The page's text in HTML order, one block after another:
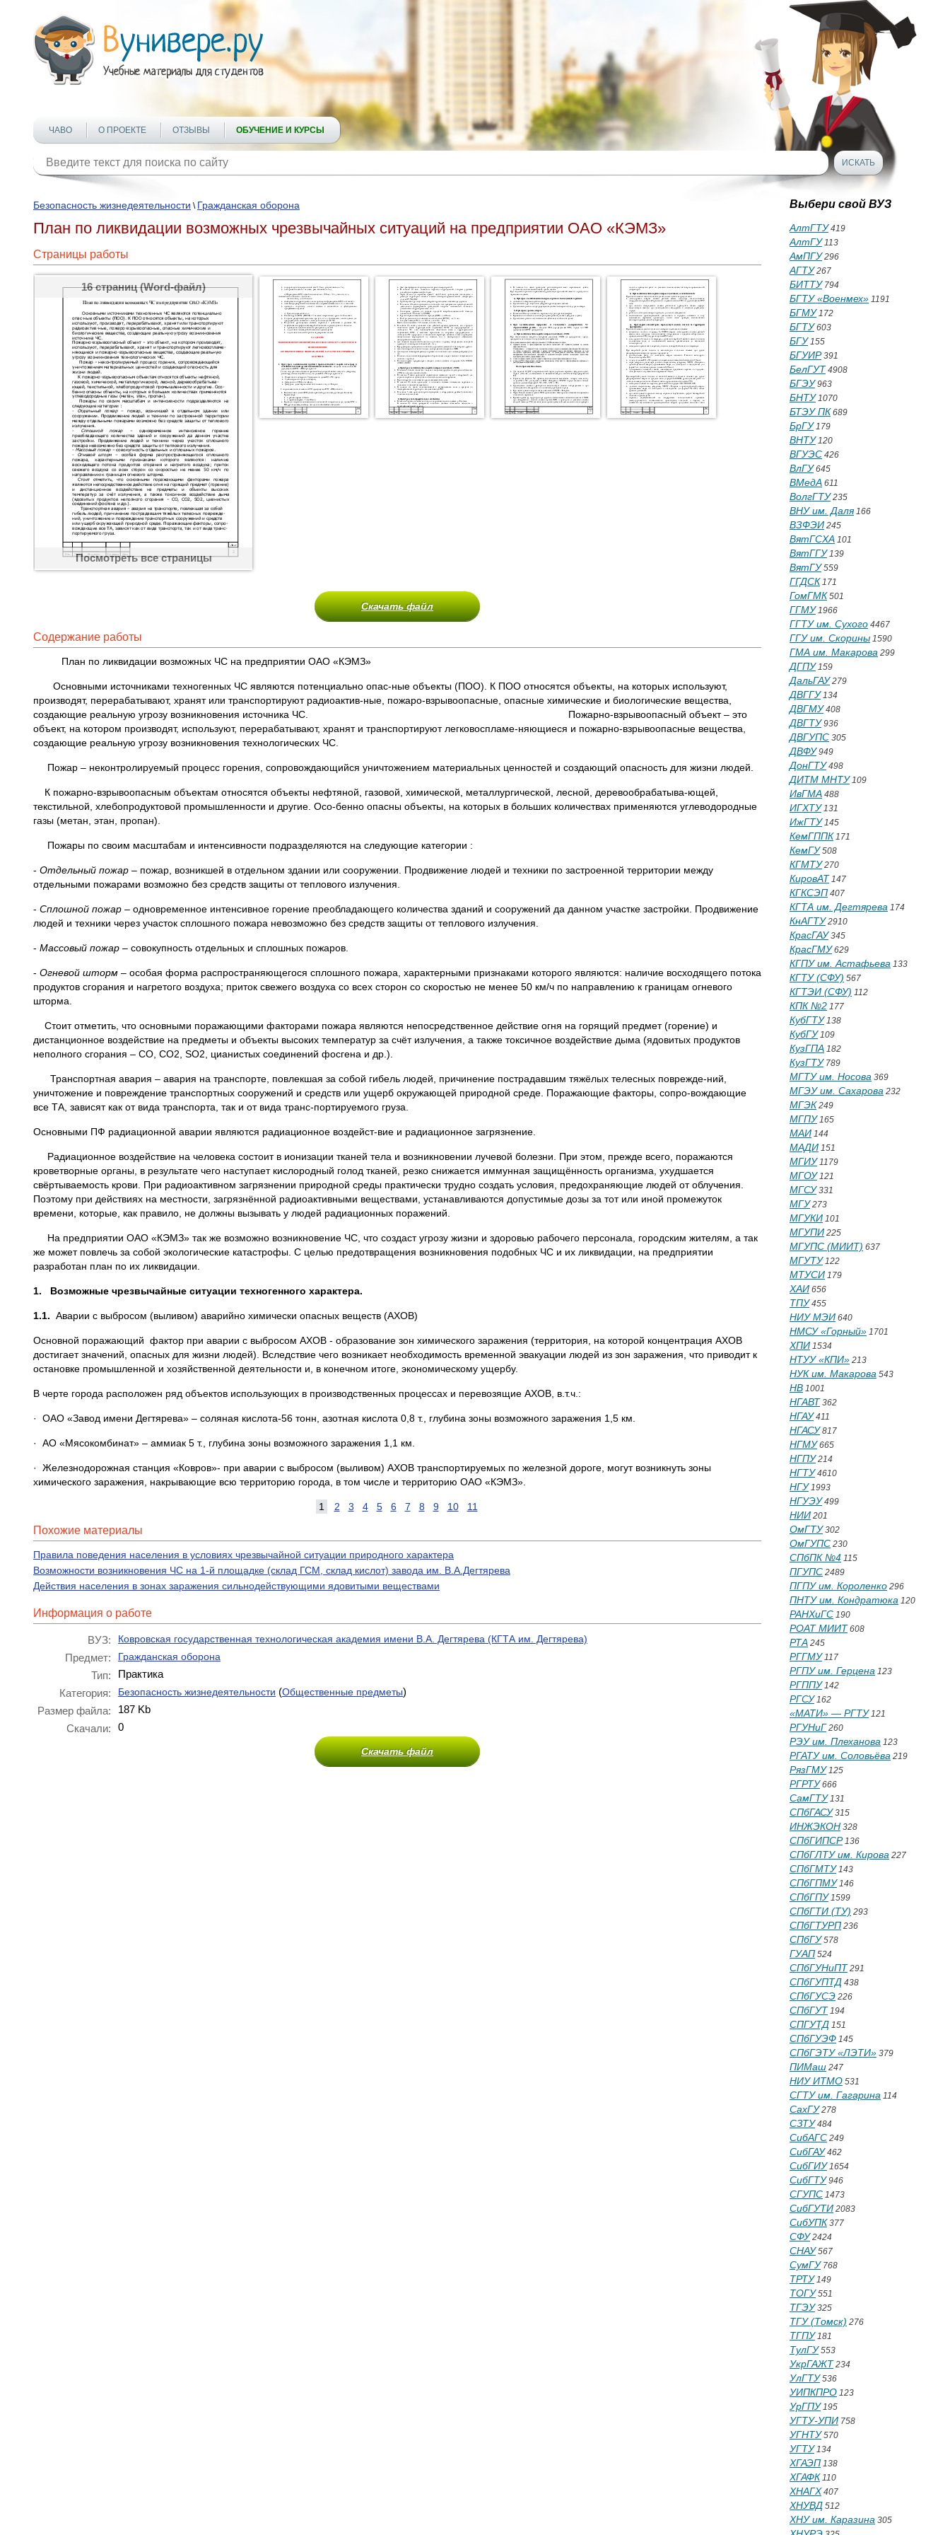
ЧАВО О ПРОЕКТЕ ОТЗЫВЫ ОБУЧЕНИЕ И КУРСЫ
Безопасность жизнедеятельности \ Гражданская оборона
План по ликвидации возможных чрезвычайных ситуаций на предприятии ОАО «КЭМЗ»
Страницы работы
16 страниц (Word-файл)
Посмотреть все страницы
Скачать файл
Содержание работы
План по ликвидации возможных ЧС на предприятии ОАО «КЭМЗ»
Основными источниками техногенных ЧС являются потенциально опас-ные объекты (ПОО). К ПОО относятся объекты, на которых используют,
производят, перерабатывают, хранят или транспортируют радиоактив-ные, пожаро-взрывоопасные, опасные химические и биологические вещества,
создающие реальную угрозу возникновения источника ЧС. Пожарно-взрывоопасный объект – это
объект, на котором производят, используют, перерабатывают, хранят и транспортируют легковоспламе-няющиеся и пожарно-взрывоопасные вещества,
создающие реальную угрозу возникновения технологических ЧС.
Пожар – неконтролируемый процесс горения, сопровождающийся уничтожением материальных ценностей и создающий опасность для жизни людей.
К пожарно-взрывоопасным объектам относятся объекты нефтяной, газовой, химической, металлургической, лесной, деревообрабатыва-ющей,
текстильной, хлебопродуктовой промышленности и другие. Осо-бенно опасны объекты, на которых в больших количествах применяются углеводородные
газы (метан, этан, пропан).
Пожары по своим масштабам и интенсивности подразделяются на следующие категории :
- Отдельный пожар – пожар, возникшей в отдельном здании или сооружении. Продвижение людей и техники по застроенной территории между
отдельными пожарами возможно без средств защиты от теплового излучения.
- Сплошной пожар – одновременное интенсивное горение преобладающего количества зданий и сооружений да данном участке застройки. Продвижение
людей и техники через участок сплошного пожара невозможно без средств защиты от теплового излучения.
- Массовый пожар – совокупность отдельных и сплошных пожаров.
- Огневой шторм – особая форма распространяющегося сплошного пожара, характерными признаками которого являются: наличие восходящего потока
продуктов сгорания и нагретого воздуха; приток свежего воздуха со всех сторон со скоростью не менее 50 км/ч по направлению к границам огневого
шторма.
Стоит отметить, что основными поражающими факторами пожара являются непосредственное действие огня на горящий предмет (горение) и
дистанционное воздействие на предметы и объекты высоких температур за счёт излучения, а также токсичное воздействие дыма (ядовитых продуктов
неполного сгорания – СО, СО2, SО2, цианистых соединений фосгена и др.).
Транспортная авария – авария на транспорте, повлекшая за собой гибель людей, причинение пострадавшим тяжёлых телесных поврежде-ний,
уничтожение и повреждение транспортных сооружений и средств или ущерб окружающей природной среде. Поражающие факторы, сопро-вождающие
все ТА, зависят как от вида транспорта, так и от вида транс-портируемого груза.
Основными ПФ радиационной аварии являются радиационное воздейст-вие и радиационное загрязнение.
Радиационное воздействие на человека состоит в ионизации тканей тела и возникновении лучевой болезни. При этом, прежде всего, поражаются
кроветворные органы, в результате чего наступает кислородный голод тканей, резко снижается иммунная защищённость организма, ухудшается
свёртываемость крови. При радиоактивном загрязнении природной среды практически трудно создать условия, предохраняющие людей от облучения.
Поэтому при действиях на местности, загрязнённой радиоактивными веществами, устанавливаются допустимые дозы за тот или иной промежуток
времени, которые, как правило, не должны вызывать у людей радиационных поражений.
На предприятии ОАО «КЭМЗ» так же возможно возникновение ЧС, что создаст угрозу жизни и здоровью рабочего персонала, городским жителям, а так
же может повлечь за собой экологические катастрофы. С целью предотвращения возникновения подобных ЧС и их ликвидации, на предприятии
разработан план по их ликвидации.
1. Возможные чрезвычайные ситуации техногенного характера.
1.1. Аварии с выбросом (выливом) аварийно химически опасных веществ (АХОВ)
Основной поражающий фактор при аварии с выбросом АХОВ - образование зон химического заражения (территория, на которой концентрация АХОВ
достигает значений, опасных для жизни людей). Вследствие чего возникает необходимость временной эвакуации людей из зон заражения, что приводит к
остановке промышленной и хозяйственной деятельности и, в конечном итоге, экономическому ущербу.
В черте города расположен ряд объектов использующих в производственных процессах и перевозящие АХОВ, в.т.ч.:
· ОАО «Завод имени Дегтярева» – соляная кислота-56 тонн, азотная кислота 0,8 т., глубина зоны возможного заражения 1,5 км.
· АО «Мясокомбинат» – аммиак 5 т., глубина зоны возможного заражения 1,1 км.
· Железнодорожная станция «Ковров»- при аварии с выбросом (выливом) АХОВ транспортируемых по железной дороге, могут возникнуть зоны
химического заражения, накрывающие всю территорию города, в том числе и территорию ОАО «КЭМЗ».
1 2 3 4 5 6 7 8 9 10 11
Похожие материалы
Правила поведения населения в условиях чрезвычайной ситуации природного характера
Возможности возникновения ЧС на 1-й площадке (склад ГСМ, склад кислот) завода им. В.А.Дегтярева
Действия населения в зонах заражения сильнодействующими ядовитыми веществами
Информация о работе
ВУЗ: Ковровская государственная технологическая академия имени В.А. Дегтярева (КГТА им. Дегтярева)
Предмет: Гражданская оборона
Тип:
Практика
Категория:
Безопасность жизнедеятельности (Общественные предметы)
Размер файла:
187 Kb
Скачали:
0
Скачать файл
Выбери свой ВУЗ
АлтГТУ419
АлтГУ113
АмПГУ296
АГТУ267
БИТТУ794
БГТУ «Военмех» 1191
БГМУ172
БГТУ603
БГУ155
БГУИР391
БелГУТ 4908
БГЭУ963
БНТУ1070
БТЭУ ПК 689
БрГУ179
ВНТУ120
ВГУЭС 426
ВлГУ645
ВМедА 611
ВолгГТУ235
ВНУ им. Даля166
ВЗФЭИ 245
ВятГСХА 101
ВятГГУ139
ВятГУ559
ГГДСК 171
ГомГМК 501
ГГМУ1966
ГГТУ им. Сухого 4467
ГГУ им. Скорины 1590
ГМА им. Макарова 299
ДГПУ159
ДальГАУ279
ДВГГУ134
ДВГМУ408
ДВГТУ936
ДВГУПС 305
ДВФУ949
ДонГТУ498
ДИТМ МНТУ109
ИвГМА 488
ИГХТУ131
ИжГТУ145
КемГППК 171
КемГУ508
КГМТУ270
КировАТ 147
КГКСЭП 407
КГТА им. Дегтярева 174
КнАГТУ2910
КрасГАУ345
КрасГМУ629
КГПУ им. Астафьева 133
КГТУ (СФУ) 567
КГТЭИ (СФУ) 112
КПК №2 177
КубГТУ138
КубГУ109
КузГПА 182
КузГТУ789
МГТУ им. Носова 369
МГЭУ им. Сахарова 232
МГЭК 249
МГПУ165
МАИ 144
МАДИ 151
МГИУ1179
МГОУ121
МГСУ331
МГУ273
МГУКИ 101
МГУПИ 225
МГУПС (МИИТ) 637
МГУТУ122
МТУСИ 179
ХАИ 656
ТПУ455
НИУ МЭИ 640
НМСУ «Горный» 1701
ХПИ 1534
НТУУ «КПИ» 213
НУК им. Макарова 543
НВ 1001
НГАВТ 362
НГАУ411
НГАСУ817
НГМУ665
НГПУ214
НГТУ4610
НГУ1993
НГУЭУ499
НИИ 201
ОмГТУ302
ОмГУПС 230
СПбПК №4 115
ПГУПС 2489
ПГПУ им. Короленко 296
ПНТУ им. Кондратюка 120
РАНХиГС 190
РОАТ МИИТ 608
РТА 245
РГГМУ117
РГПУ им. Герцена 123
РГППУ142
РГСУ162
«МАТИ» — РГТУ121
РГУНиГ 260
РЭУ им. Плеханова 123
РГАТУ им. Соловьёва 219
РязГМУ125
РГРТУ666
СамГТУ131
СПбГАСУ315
ИНЖЭКОН 328
СПбГИПСР136
СПбГЛТУ им. Кирова 227
СПбГМТУ143
СПбГПМУ146
СПбГПУ1599
СПбГТИ (ТУ) 293
СПбГТУРП 236
СПбГУ578
ГУАП 524
СПбГУНиПТ 291
СПбГУПТД 438
СПбГУСЭ 226
СПбГУТ 194
СПГУТД 151
СПбГУЭФ 145
СПбГЭТУ «ЛЭТИ» 379
ПИМаш 247
НИУ ИТМО 531
СГТУ им. Гагарина 114
СахГУ278
СЗТУ484
СибАГС 249
СибГАУ462
СибГИУ1654
СибГТУ946
СГУПС 1473
СибГУТИ 2083
СибУПК 377
СФУ2424
СНАУ567
СумГУ768
ТРТУ149
ТОГУ551
ТГЭУ325
ТГУ (Томск) 276
ТГПУ181
ТулГУ553
УкрГАЖТ 234
УлГТУ536
УИПКПРО 123
УрГПУ195
УГТУ-УПИ 758
УГНТУ570
УГТУ134
ХГАЭП 138
ХГАФК 110
ХНАГХ 407
ХНУВД 512
ХНУ им. Каразина 305